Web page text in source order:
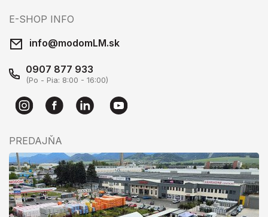
E-SHOP INFO
info@modomLM.sk
0907 877 933
(Po - Pia: 8:00 - 16:00)
PREDAJŇA